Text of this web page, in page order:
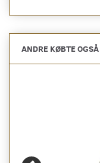
ANDRE KØBTE OGSÅ